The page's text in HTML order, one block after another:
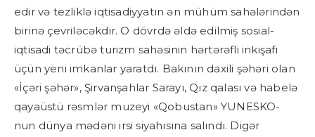
edir və tezliklə iqtisadiyyatın ən mühüm sahələrindən
birinə çevriləcəkdir. O dövrdə əldə edilmiş sosial-
iqtisadi təcrübə turizm sahəsinin hərtərəfli inkişafı
üçün yeni imkanlar yaratdı. Bakının daxili şəhəri olan
«İçəri şəhər», Şirvanşahlar Sarayı, Qız qalası və habelə
qayaüstü rəsmlər muzeyi «Qobustan» YUNESKO-
nun dünya mədəni irsi siyahısına salındı. Digər